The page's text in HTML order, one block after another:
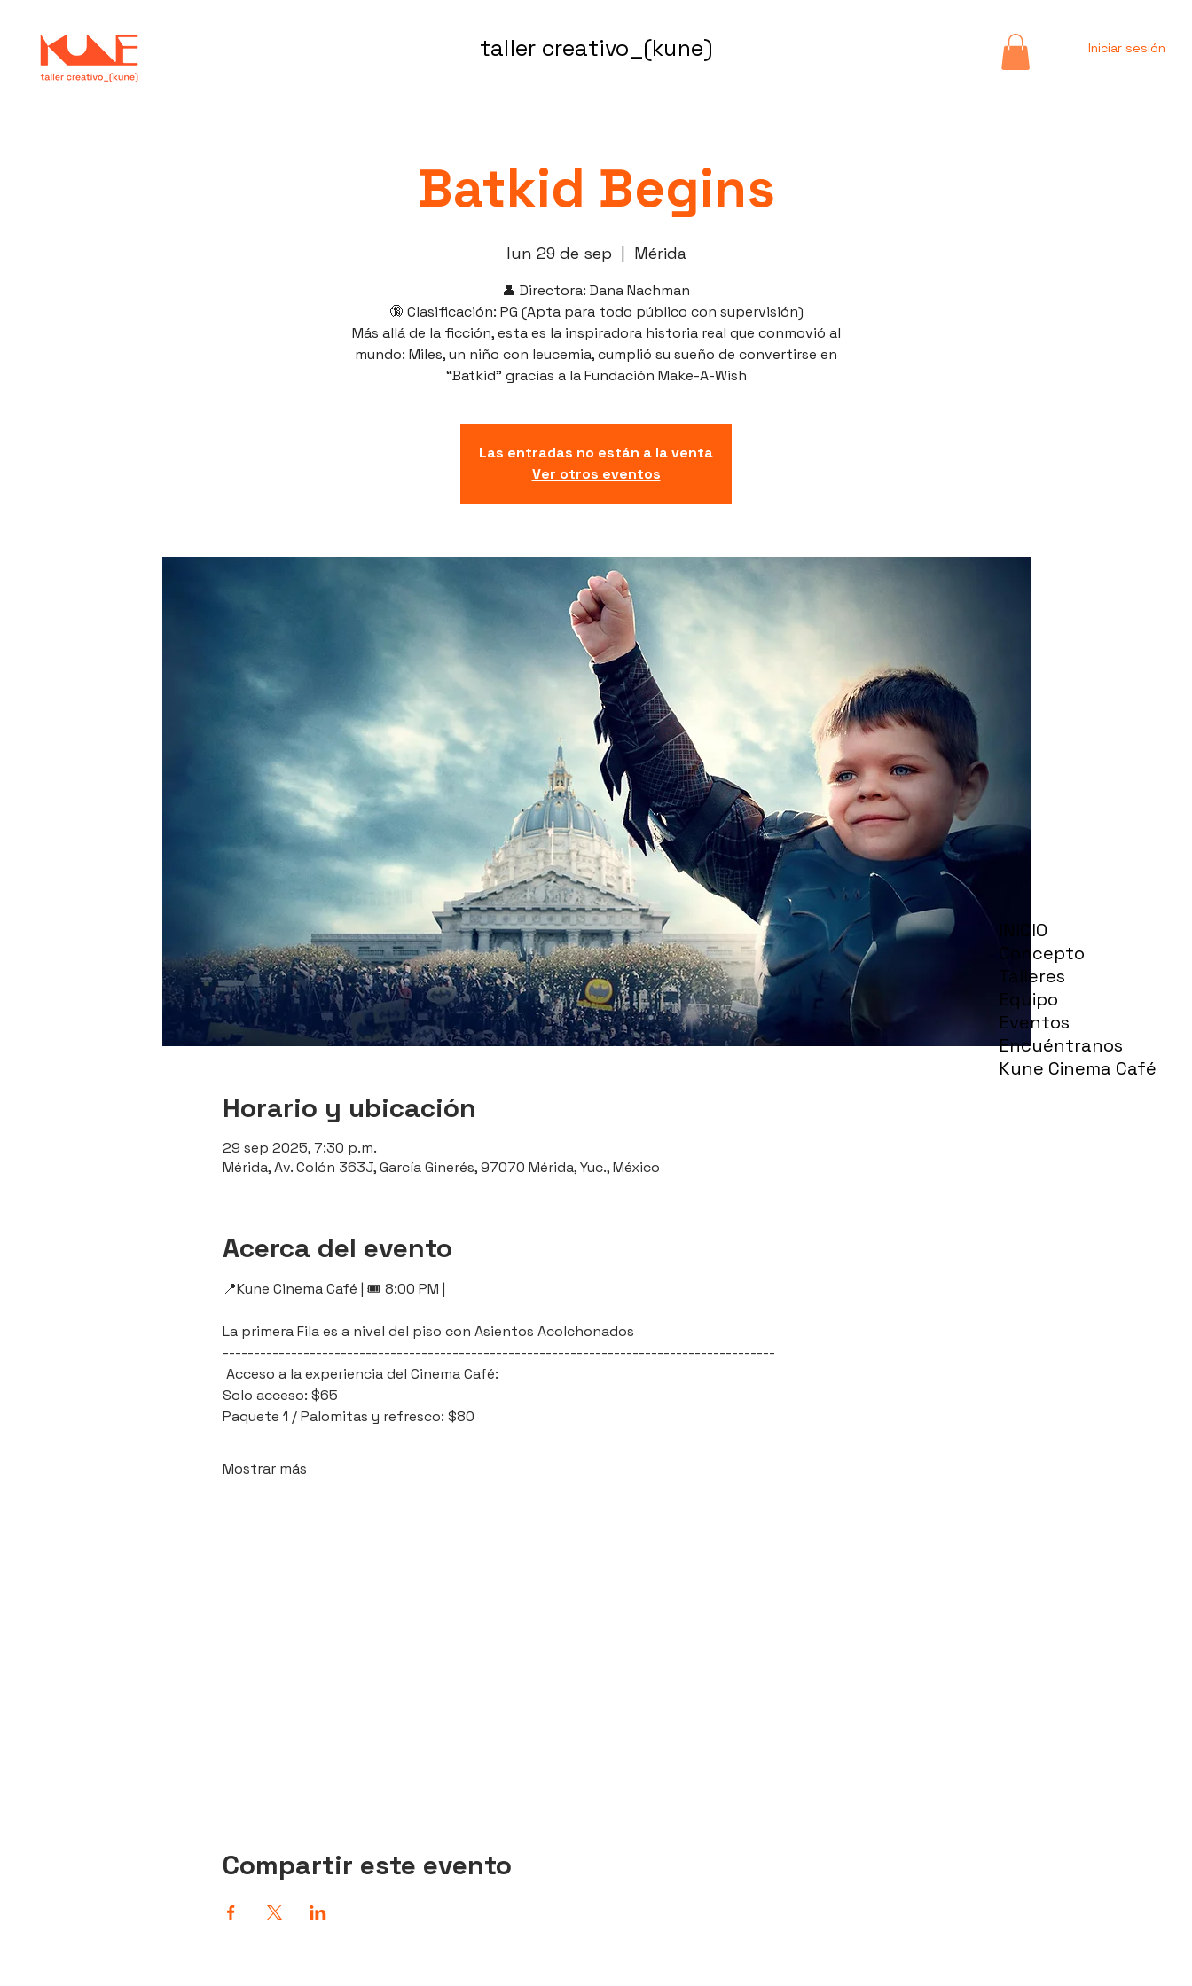
Iniciar sesión
taller creativo_(kune)
INICIO
Concepto
Talleres
Equipo
Eventos
Encuéntranos
Kune Cinema Café
Batkid Begins
lun 29 de sep Mérida
👤 Directora: Dana Nachman
🔞 Clasificación: PG (Apta para todo público con supervisión)
Más allá de la ficción, esta es la inspiradora historia real que conmovió al
mundo: Miles, un niño con leucemia, cumplió su sueño de convertirse en
“Batkid” gracias a la Fundación Make-A-Wish
Las entradas no están a la venta
Ver otros eventos
Horario y ubicación
29 sep 2025, 7:30 p.m.
Mérida, Av. Colón 363J, García Ginerés, 97070 Mérida, Yuc., México
Acerca del evento
📍Kune Cinema Café | 🎟️ 8:00 PM |
La primera Fila es a nivel del piso con Asientos Acolchonados
-----------------------------------------------------------------------------------------
Acceso a la experiencia del Cinema Café:
Solo acceso: $65
Paquete 1 / Palomitas y refresco: $80
Mostrar más
Compartir este evento